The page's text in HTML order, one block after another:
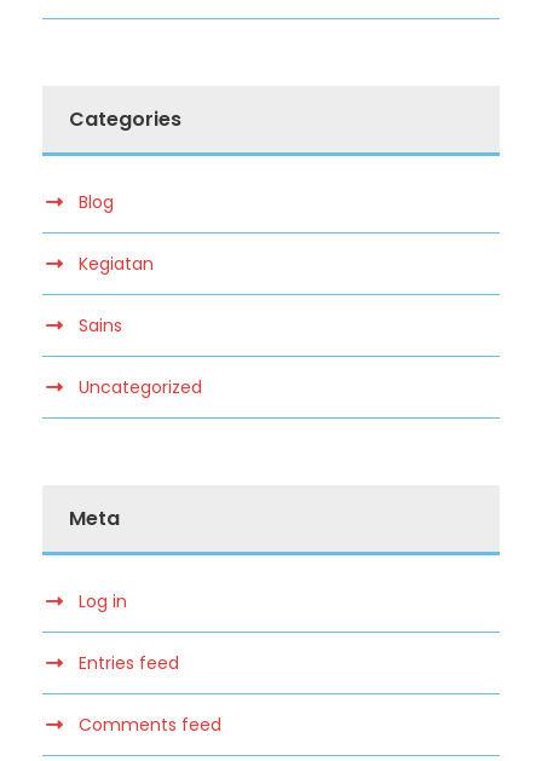
Categories
Blog
Kegiatan
Sains
Uncategorized
Meta
Log in
Entries feed
Comments feed